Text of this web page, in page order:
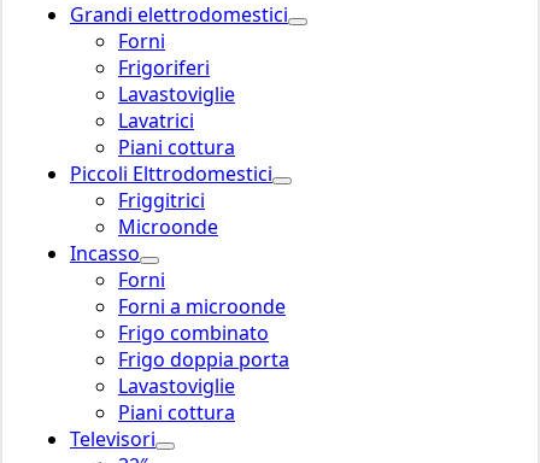
Grandi elettrodomestici
Forni
Frigoriferi
Lavastoviglie
Lavatrici
Piani cottura
Piccoli Elttrodomestici
Friggitrici
Microonde
Incasso
Forni
Forni a microonde
Frigo combinato
Frigo doppia porta
Lavastoviglie
Piani cottura
Televisori